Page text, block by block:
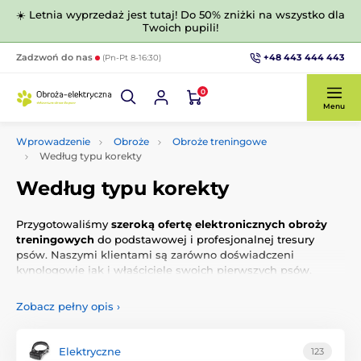
☀️ Letnia wyprzedaż jest tutaj! Do 50% zniżki na wszystko dla
Twoich pupili!
Zadzwoń do nas (Pn-Pt 8-16:30) +48 443 444 443
0
Menu
Wprowadzenie Obroże
Obroże treningowe
Według typu korekty
Według typu korekty
Przygotowaliśmy szeroką ofertę elektronicznych obroży
treningowych do podstawowej i profesjonalnej tresury
psów. Naszymi klientami są zarówno doświadczeni
kynologowie jak i właściciele swoich pierwszych psów.
elektronicznych obroży są
prosta obsługa.
producentów
Zobacz pełny opis ›
Elektryczne 123